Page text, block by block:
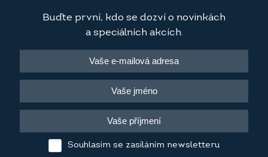
Buďte první, kdo se dozví o novinkách
a speciálních akcích.
Souhlasím se zasíláním newsletteru